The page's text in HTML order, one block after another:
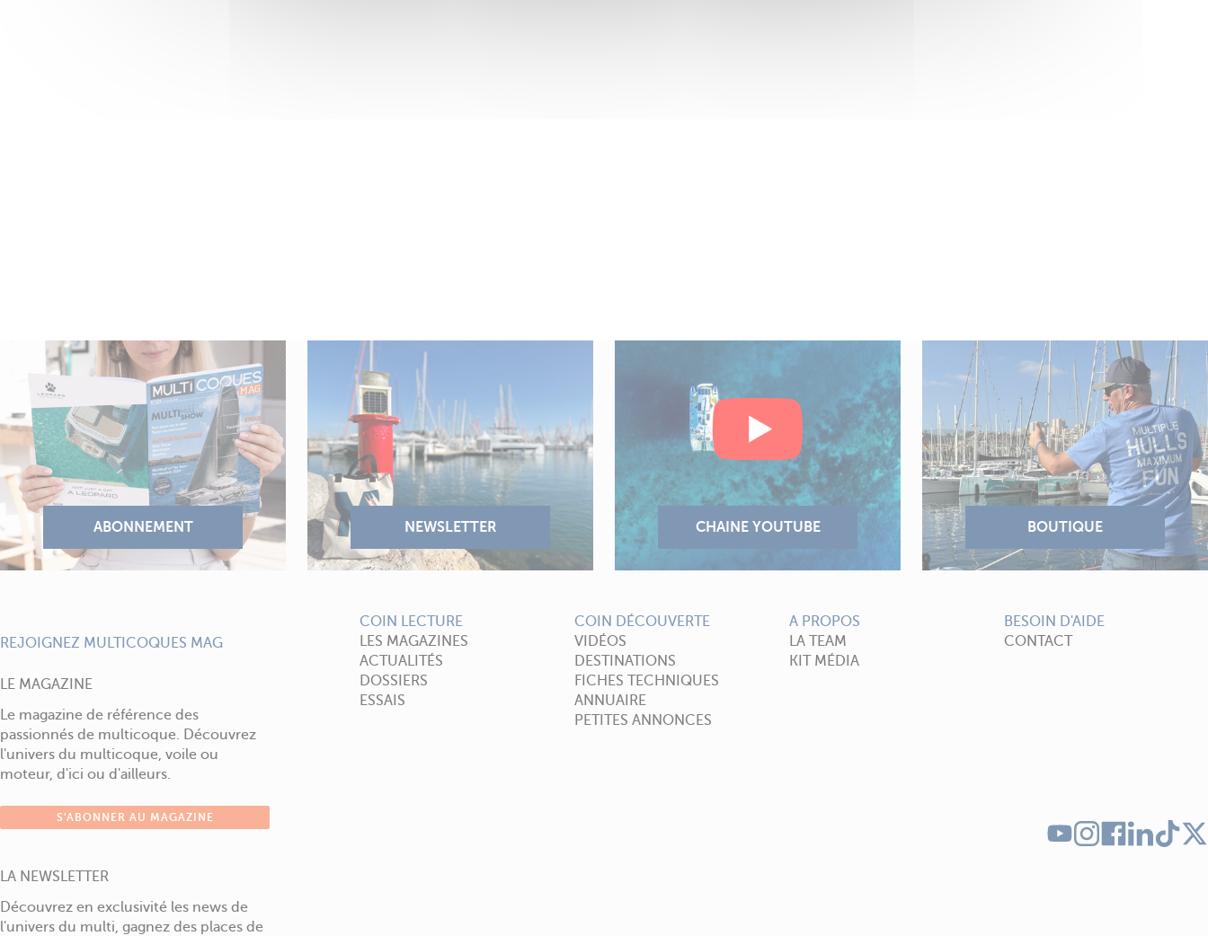
REJOIGNEZ MULTICOQUES MAG
LE MAGAZINE
Le magazine de référence des
passionnés de multicoque. Découvrez
l'univers du multicoque, voile ou
moteur, d'ici ou d'ailleurs.
S'ABONNER AU MAGAZINE
LA NEWSLETTER
Découvrez en exclusivité les news de
l'univers du multi, gagnez des places de
COIN LECTURE
LES MAGAZINES
ACTUALITÉS
DOSSIERS
ESSAIS
COIN DÉCOUVERTE
VIDÉOS
DESTINATIONS
FICHES TECHNIQUES
ANNUAIRE
PETITES ANNONCES
A PROPOS
LA TEAM
KIT MÉDIA
BESOIN D'AIDE
CONTACT